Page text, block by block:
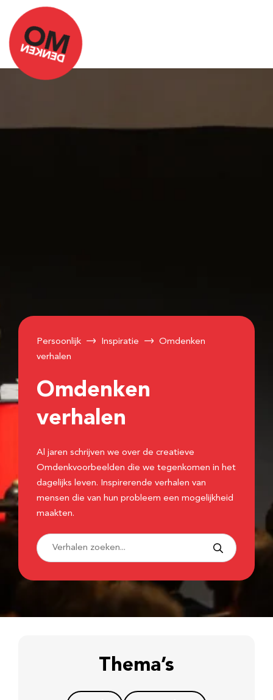
Persoonlijk Inspiratie
Omdenken
verhalen
Omdenken
verhalen
Al jaren schrijven we over de creatieve
Omdenkvoorbeelden die we tegenkomen in het
dagelijks leven. Inspirerende verhalen van
mensen die van hun probleem een mogelijkheid
maakten.
Thema’s